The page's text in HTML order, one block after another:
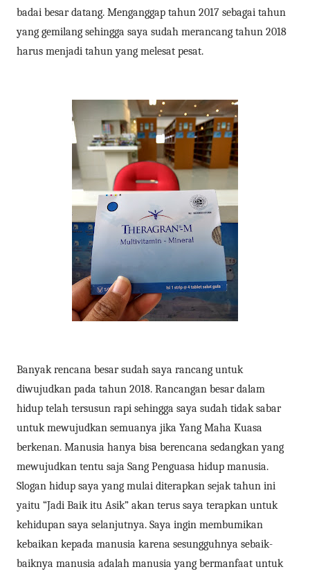
badai besar datang. Menganggap tahun 2017 sebagai tahun
yang gemilang sehingga saya sudah merancang tahun 2018
harus menjadi tahun yang melesat pesat.
Banyak rencana besar sudah saya rancang untuk
diwujudkan pada tahun 2018. Rancangan besar dalam
hidup telah tersusun rapi sehingga saya sudah tidak sabar
untuk mewujudkan semuanya jika Yang Maha Kuasa
berkenan. Manusia hanya bisa berencana sedangkan yang
mewujudkan tentu saja Sang Penguasa hidup manusia.
Slogan hidup saya yang mulai diterapkan sejak tahun ini
yaitu “Jadi Baik itu Asik” akan terus saya terapkan untuk
kehidupan saya selanjutnya. Saya ingin membumikan
kebaikan kepada manusia karena sesungguhnya sebaik-
baiknya manusia adalah manusia yang bermanfaat untuk